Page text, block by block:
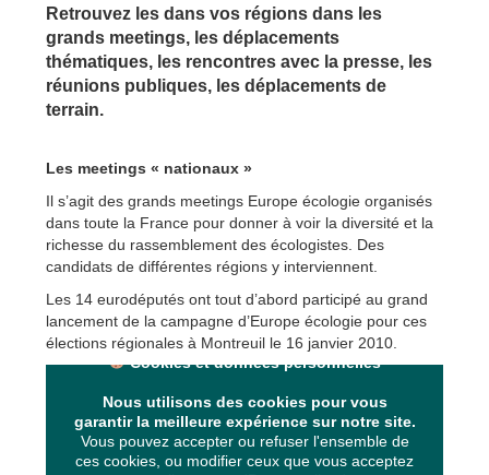
Retrouvez les dans vos régions dans les
grands meetings, les déplacements
thématiques, les rencontres avec la presse, les
réunions publiques, les déplacements de
terrain.
Les meetings « nationaux »
Il s’agit des grands meetings Europe écologie organisés
dans toute la France pour donner à voir la diversité et la
richesse du rassemblement des écologistes. Des
candidats de différentes régions y interviennent.
Les 14 eurodéputés ont tout d’abord participé au grand
lancement de la campagne d’Europe écologie pour ces
élections régionales à Montreuil le 16 janvier 2010.